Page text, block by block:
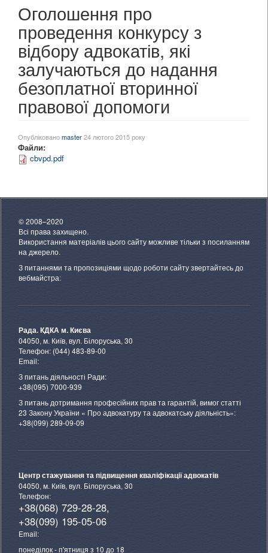
Оголошення про
проведення конкурсу з
відбору адвокатів, які
залучаються до надання
безоплатної вторинної
правової допомоги
Опублікованоmaster24 лютого 2015 року
Файли:
cbvpd.pdf
© 2008–2020
Всі права захищено.
Використання матеріалів цього сайту можливе тільки з посиланням
на джерело.
З питаннями та пропозиціями щодо роботи сайту звертайтесь до
вебмайстра:
Рада. КДКА м. Києва
04050, м. Київ, вул. Білоруська, 30
Телефон: (044) 483-89-00
Email:
З питань діяльності Ради:
+38(095) 7000-939
З питань дотримання професійних прав та гарантій, вимог статті
23 Закону України « Про адвокатуру та адвокатську діяльність»:
+38(099) 289-09-09
Центр стажування та підвищення кваліфікації адвокатів
04050, м. Київ, вул. Білоруська, 30
Телефон:
+38(068) 729-28-28,
+38(099) 195-05-06
Email:
понеділок - п'ятниця з 10 до 18